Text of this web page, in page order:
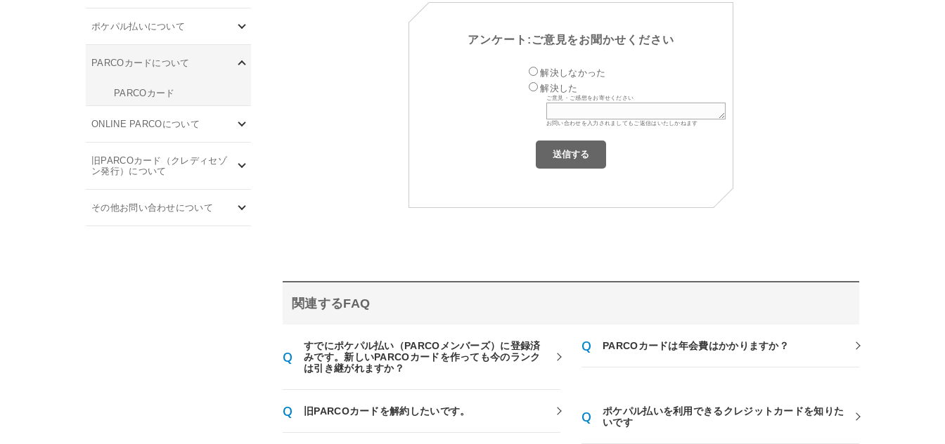
ポケパル払いについて
PARCOカードについて
PARCOカード
ONLINE PARCOについて
旧PARCOカード（クレディセゾ
ン発行）について
その他お問い合わせについて
アンケート:ご意見をお聞かせください
解決しなかった
解決した
ご意見・ご感想をお寄せください
お問い合わせを入力されましてもご返信はいたしかねます
関連するFAQ
すでにポケパル払い（PARCOメンバーズ）に登録済
みです。新しいPARCOカードを作っても今のランク
は引き継がれますか？
PARCOカードは年会費はかかりますか？
旧PARCOカードを解約したいです。
ポケパル払いを利用できるクレジットカードを知りた
いです